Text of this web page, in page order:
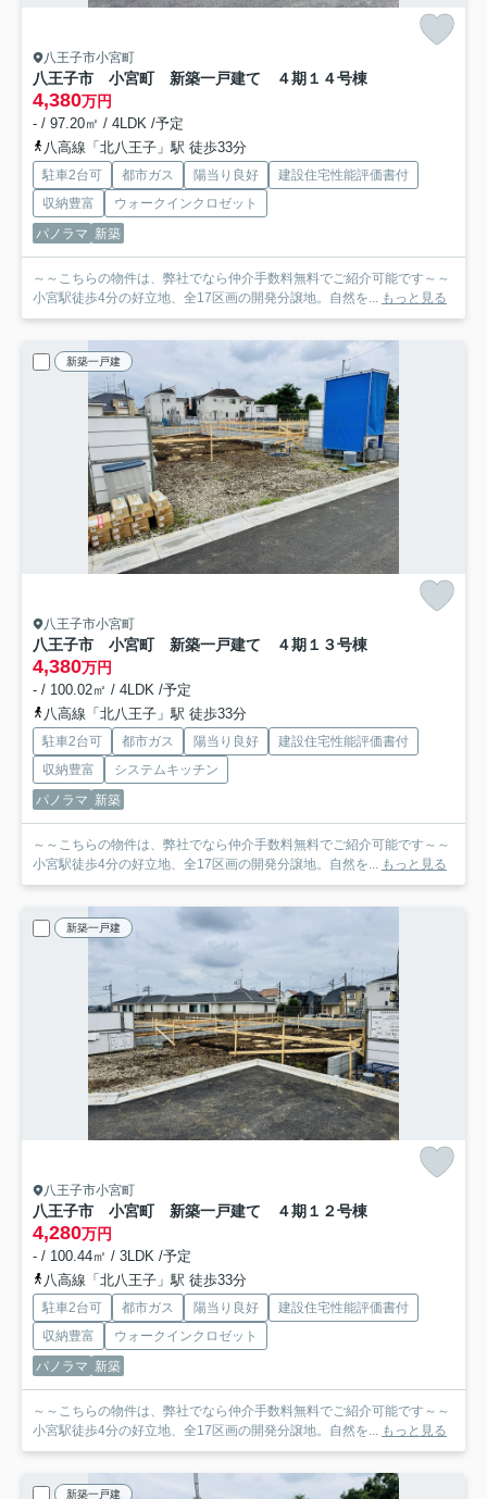
八王子市小宮町
八王子市 小宮町 新築一戸建て ４期 １４号棟
4,380万円
- / 97.20㎡ / 4LDK /予定
八高線「北八王子」駅 徒歩33分
駐車2台可 都市ガス 陽当り良好
建設住宅性能評価書付
収納豊富
ウォークインクロゼット
パノラマ 新築
～～こちらの物件は、弊社でなら仲介手数料無料でご紹介可能です～～
小宮駅徒歩4分の好立地、全17区画の開発分譲地。自然を...
もっと見る
新築一戸建
八王子市小宮町
八王子市 小宮町 新築一戸建て ４期 １３号棟
4,380万円
- / 100.02㎡ / 4LDK /予定
八高線「北八王子」駅 徒歩33分
駐車2台可 都市ガス 陽当り良好
建設住宅性能評価書付
収納豊富
システムキッチン
パノラマ 新築
～～こちらの物件は、弊社でなら仲介手数料無料でご紹介可能です～～
小宮駅徒歩4分の好立地、全17区画の開発分譲地。自然を...
もっと見る
新築一戸建
八王子市小宮町
八王子市 小宮町 新築一戸建て ４期 １２号棟
4,280万円
- / 100.44㎡ / 3LDK /予定
八高線「北八王子」駅 徒歩33分
駐車2台可 都市ガス 陽当り良好
建設住宅性能評価書付
収納豊富
ウォークインクロゼット
パノラマ 新築
～～こちらの物件は、弊社でなら仲介手数料無料でご紹介可能です～～
小宮駅徒歩4分の好立地、全17区画の開発分譲地。自然を...
もっと見る
新築一戸建